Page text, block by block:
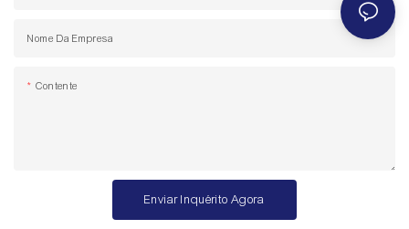
Nome Da Empresa
Contente
Enviar Inquérito Agora